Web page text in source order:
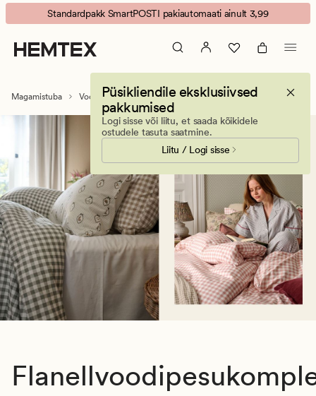
Flanellist
tekikott
pehme,
Animated
banner.
Press
ESCAPE
pause.
Standardpakk SmartPOSTI pakiautomaati ainult 3,99
Püsikliendile eksklusiivsed
pakkumised
Logi sisse või liitu, et saada kõikidele
ostudele tasuta saatmine.
Liitu / Logi sisse
Magamistuba Voodipesukomplektid Flanellvoodipesukomplektid